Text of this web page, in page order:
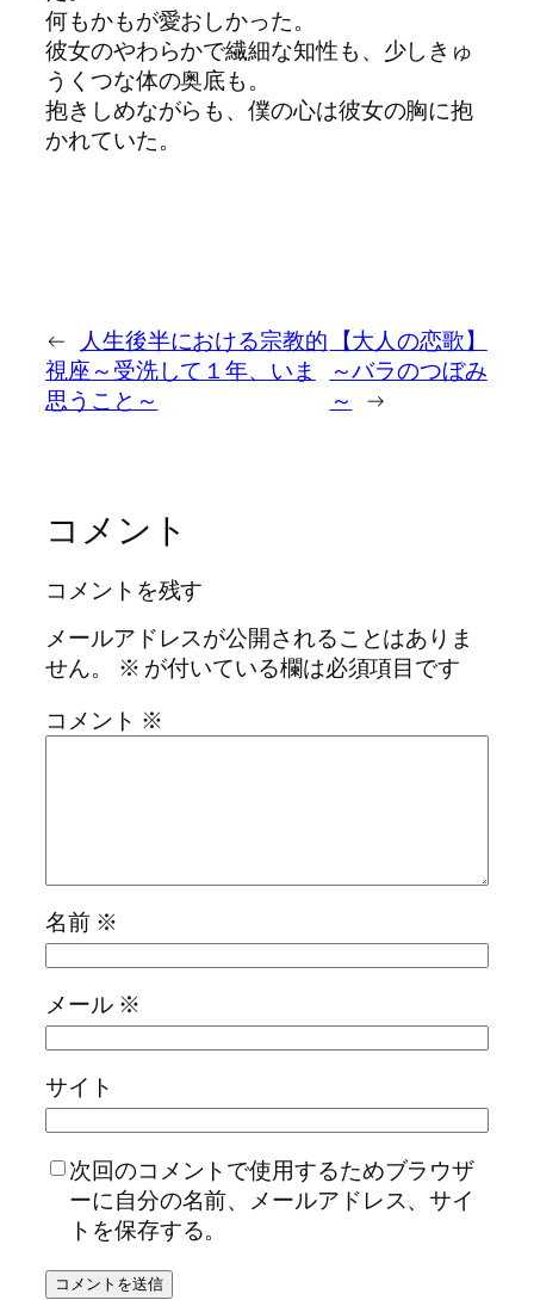
何もかもが愛おしかった。
彼女のやわらかで繊細な知性も、少しきゅ
うくつな体の奥底も。
抱きしめながらも、僕の心は彼女の胸に抱
かれていた。
←
人生後半における宗教的
視座～受洗して１年、いま
思うこと～
【大人の恋歌】
～バラのつぼみ
～
→
コメント
コメントを残す
メールアドレスが公開されることはありま
せん。
※ が付いている欄は必須項目です
コメント ※
名前 ※
メール ※
サイト
次回のコメントで使用するためブラウザ
ーに自分の名前、メールアドレス、サイ
トを保存する。